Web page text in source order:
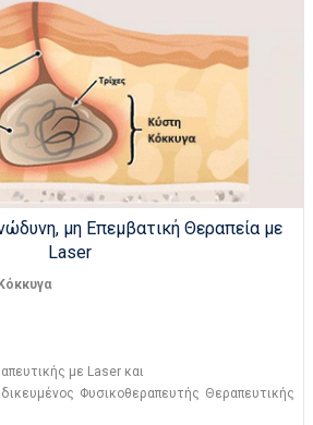
μη Επεμβατική Θεραπεία με
Laser
με Laser και
Φυσικοθεραπευτής Θεραπευτικής